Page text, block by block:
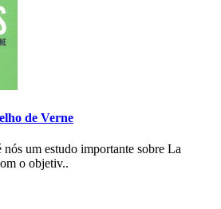
de Verne
nós um estudo importante sobre La
o objetiv..